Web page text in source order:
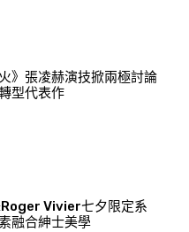
火》張凌赫演技掀兩極討論
型代表作
Vivier七夕限定系
融合紳士美學